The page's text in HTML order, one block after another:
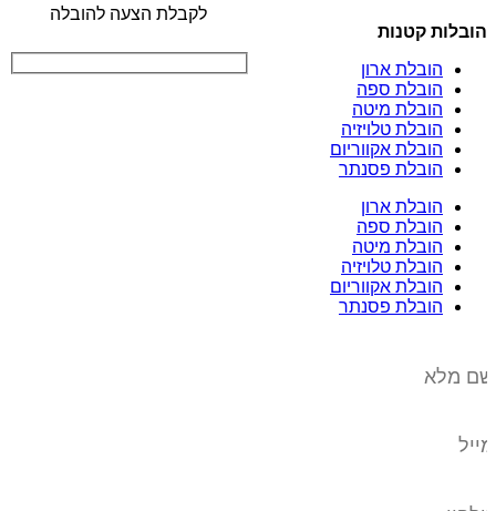
הובלות קטנות
הובלת ארון
הובלת ספה
הובלת מיטה
הובלת טלויזיה
הובלת אקווריום
הובלת פסנתר
הובלת ארון
הובלת ספה
הובלת מיטה
הובלת טלויזיה
הובלת אקווריום
הובלת פסנתר
לקבלת הצעה להובלה